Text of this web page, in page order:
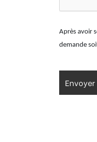
Après avoir
demande